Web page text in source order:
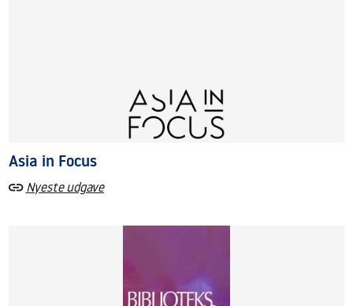
Asia in Focus
Nyeste udgave